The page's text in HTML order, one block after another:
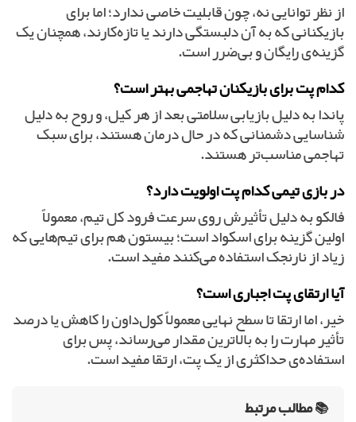
از نظر توانایی نه، چون قابلیت خاصی ندارد؛ اما برای
بازیکنانی که به آن دلبستگی دارند یا تازه‌کارند، همچنان یک
گزینه‌ی رایگان و بی‌ضرر است.
کدام پت برای بازیکنان تهاجمی بهتر است؟
پاندا به دلیل بازیابی سلامتی بعد از هر کیل، و روح به دلیل
شناسایی دشمنانی که در حال درمان هستند، برای سبک
تهاجمی مناسب‌تر هستند.
در بازی تیمی کدام پت اولویت دارد؟
فالکو به دلیل تأثیرش روی سرعت فرود کل تیم، معمولاً
اولین گزینه برای اسکواد است؛ بیستون هم برای تیم‌هایی که
زیاد از نارنجک استفاده می‌کنند مفید است.
آیا ارتقای پت اجباری است؟
خیر، اما ارتقا تا سطح نهایی معمولاً کول‌داون را کاهش یا درصد
تأثیر مهارت را به بالاترین مقدار می‌رساند، پس برای
استفاده‌ی حداکثری از یک پت، ارتقا مفید است.
📚 مطالب مرتبط